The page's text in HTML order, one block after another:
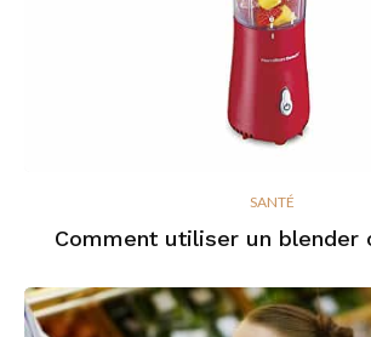
SANTÉ
Comment utiliser un blender